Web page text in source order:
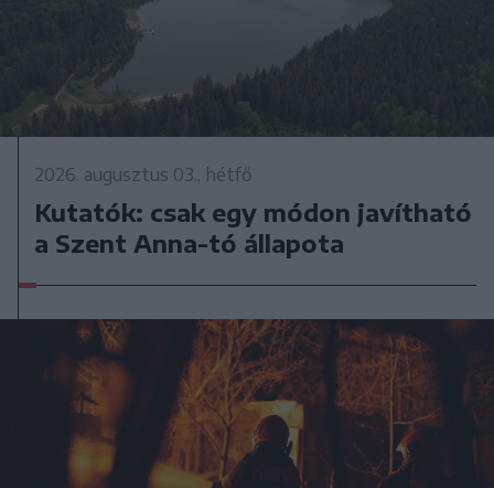
2026. augusztus 03., hétfő
Kutatók: csak egy módon javítható
a Szent Anna-tó állapota